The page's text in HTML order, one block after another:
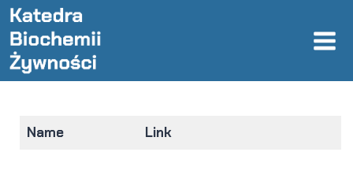
Przejdź
do
treści
Name Link